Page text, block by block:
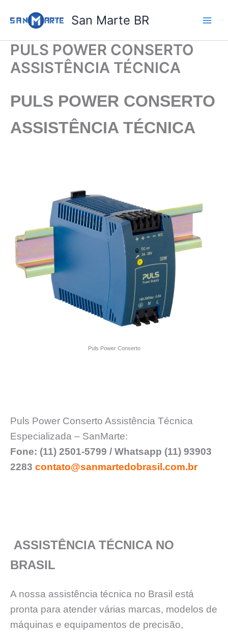
para
conteúdo
San Marte BR
PULS POWER CONSERTO
ASSISTÊNCIA TÉCNICA
PULS POWER CONSERTO
ASSISTÊNCIA TÉCNICA
Puls Power Conserto
Puls Power Conserto Assistência Técnica
Especializada – SanMarte:
Fone: (11) 2501-5799 / Whatsapp (11) 93903
2283 contato@sanmartedobrasil.com.br
ASSISTÊNCIA TÉCNICA NO
BRASIL
A nossa assistência técnica no Brasil está
pronta para atender várias marcas, modelos de
máquinas e equipamentos de precisão,